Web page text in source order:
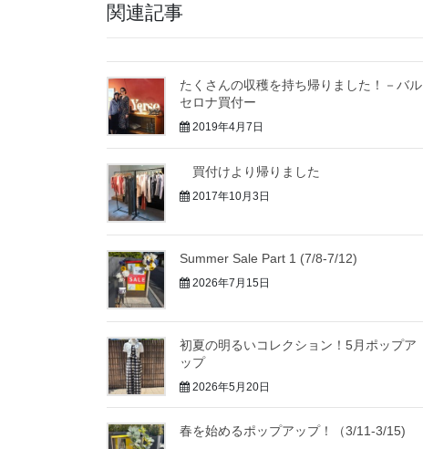
関連記事
たくさんの収穫を持ち帰りました！－バル
セロナ買付ー
2019年4月7日
買付けより帰りました
2017年10月3日
Summer Sale Part 1 (7/8-7/12)
2026年7月15日
初夏の明るいコレクション！5月ポップア
ップ
2026年5月20日
春を始めるポップアップ！（3/11-3/15)